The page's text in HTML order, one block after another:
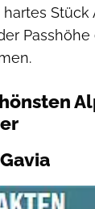
Stück